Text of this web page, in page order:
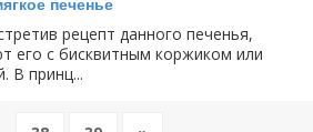
печенье
рецепт данного печенья,
его с бисквитным коржиком или
В принц...